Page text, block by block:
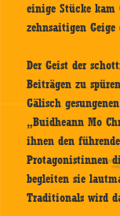
einige Stücke kam
zehnsaitigen Geige
Der Geist der
Beiträgen zu
Gälisch
„Buidheann Mo
ihnen den
Protagonistinnen
begleiten sie
Traditionals wird